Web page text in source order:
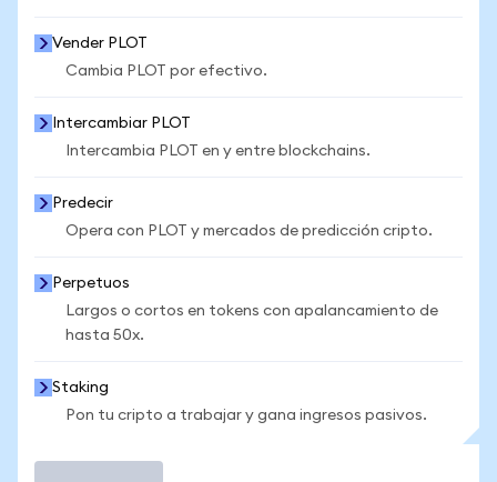
Vender PLOT
Cambia PLOT por efectivo.
Intercambiar PLOT
Intercambia PLOT en y entre blockchains.
Predecir
Opera con PLOT y mercados de predicción cripto.
Perpetuos
Largos o cortos en tokens con apalancamiento de
hasta 50x.
Staking
Pon tu cripto a trabajar y gana ingresos pasivos.